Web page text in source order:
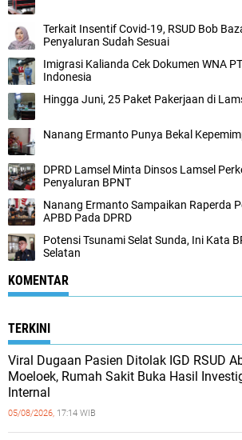
Terkait Insentif Covid-19, RSUD Bob
Penyaluran Sudah Sesuai
Imigrasi Kalianda Cek Dokumen WNA
Indonesia
Hingga Juni, 25 Paket Pakerjaan di
Nanang Ermanto Punya Bekal
DPRD Lamsel Minta Dinsos Lamsel
Penyaluran BPNT
Nanang Ermanto Sampaikan Raperda
APBD Pada DPRD
Potensi Tsunami Selat Sunda, Ini Kata
Selatan
KOMENTAR
TERKINI
Viral Dugaan Pasien Ditolak IGD RSUD
Moeloek, Rumah Sakit Buka Hasil
Internal
05/08/2026, 17:14 WIB